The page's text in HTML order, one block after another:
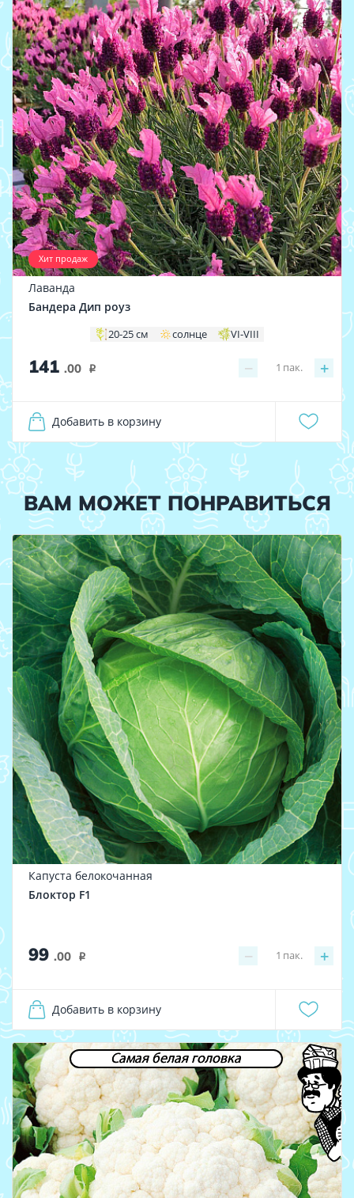
Хит продаж
Лаванда
Бандера Дип роуз
20-25 см солнце VI-VIII
141 .00 i − +
1 пак.
Добавить в корзину
ВАМ МОЖЕТ ПОНРАВИТЬСЯ
Капуста белокочанная
Блоктор F1
99 .00 i − +
1 пак.
Добавить в корзину
Самая белая головка